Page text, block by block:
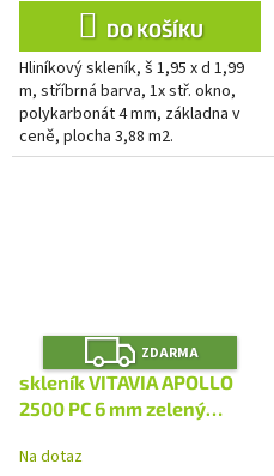
DO KOŠÍKU
Hliníkový skleník, š 1,95 x d 1,99
m, stříbrná barva, 1x stř. okno,
polykarbonát 4 mm, základna v
ceně, plocha 3,88 m2.
Z
D
A
R
M
ZDARMA
skleník VITAVIA APOLLO
2500 PC 6 mm zelený
Na dotaz